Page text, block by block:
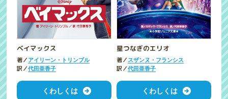
ベイマックス
著／アイリーン・トリンブル
訳／代田亜香子
くわしくは
星つなぎのエリオ
著／スザンヌ・フランシス
訳／代田亜香子
くわしくは